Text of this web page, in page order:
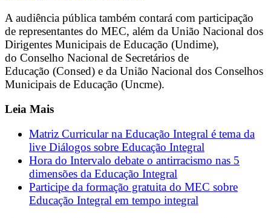
A audiência pública também contará com participação
de representantes do MEC, além da União Nacional dos
Dirigentes Municipais de Educação (Undime),
do Conselho Nacional de Secretários de
Educação (Consed) e da União Nacional dos Conselhos
Municipais de Educação (Uncme).
Leia Mais
Matriz Curricular na Educação Integral é tema da
live Diálogos sobre Educação Integral
Hora do Intervalo debate o antirracismo nas 5
dimensões da Educação Integral
Participe da formação gratuita do MEC sobre
Educação Integral em tempo integral